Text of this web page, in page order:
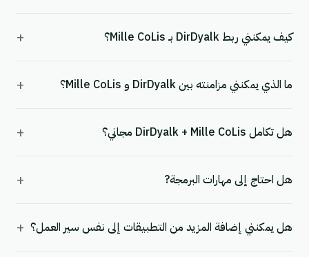
كيف يمكنني ربط DirDyalk بـ Mille CoLis؟ +
ما الذي يمكنني مزامنته بين DirDyalk و Mille CoLis؟ +
هل تكامل DirDyalk + Mille CoLis مجاني؟ +
هل احتاج إلى مهارات البرمجة? +
هل يمكنني إضافة المزيد من التطبيقات إلى نفس سير العمل؟ +